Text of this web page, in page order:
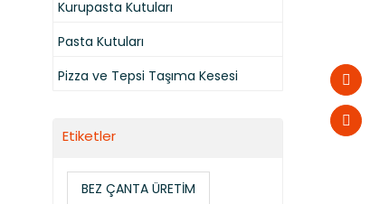
Kurupasta Kutuları
Pasta Kutuları
Pizza ve Tepsi Taşıma Kesesi
Etiketler
BEZ ÇANTA ÜRETİM